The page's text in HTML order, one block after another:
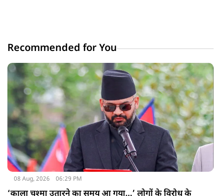
Recommended for You
08 Aug, 2026 06:29 PM
‘काला चश्मा उतारने का समय आ गया…’ लोगों के विरोध के